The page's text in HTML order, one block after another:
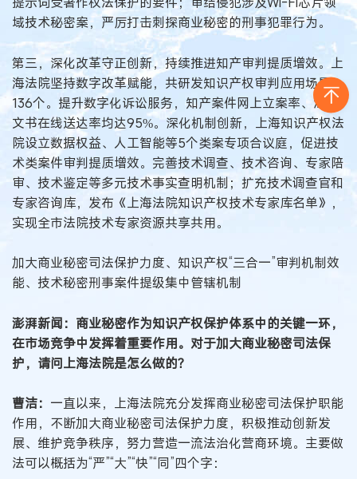
域技术秘密案，严厉打击刺探商业秘密的刑事犯罪行为。
第三，深化改革守正创新，持续推进知产审判提质增效。上
海法院坚持数字改革赋能，共研发知识产权审判应用场景
136个。提升数字化诉讼服务，知产案件网上立案率、法律
文书在线送达率均达95%。深化机制创新，上海知识产权法
院设立数据权益、人工智能等5个类案专项合议庭，促进技
术类案件审判提质增效。完善技术调查、技术咨询、专家陪
审、技术鉴定等多元技术事实查明机制；扩充技术调查官和
专家咨询库，发布《上海法院知识产权技术专家库名单》，
实现全市法院技术专家资源共享共用。
加大商业秘密司法保护力度、知识产权“三合一”审判机制效
能、技术秘密刑事案件提级集中管辖机制
澎湃新闻：商业秘密作为知识产权保护体系中的关键一环，
在市场竞争中发挥着重要作用。对于加大商业秘密司法保
护，请问上海法院是怎么做的？
曹洁： 一直以来，上海法院充分发挥商业秘密司法保护职能
作用，不断加大商业秘密司法保护力度，积极推动创新发
展、维护竞争秩序，努力营造一流法治化营商环境。主要做
法可以概括为“严”“大”“快”“同”四个字：